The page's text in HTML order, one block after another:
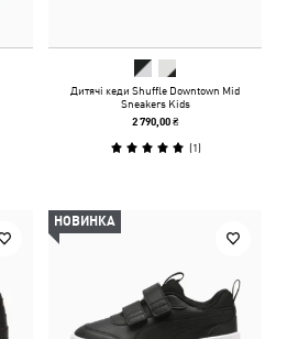
Дитячі кеди Shuffle Downtown Mid
Sneakers Kids
2 790,00 ₴
(1)
НОВИНКА